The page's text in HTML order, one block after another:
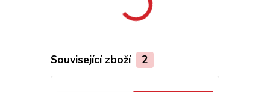
Související zboží 2